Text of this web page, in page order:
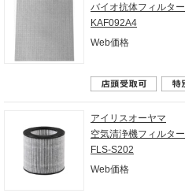
バイオ抗体フィルター
KAF092A4
Web価格
アイリスオーヤマ
空気清浄機フィルター
FLS-S202
Web価格